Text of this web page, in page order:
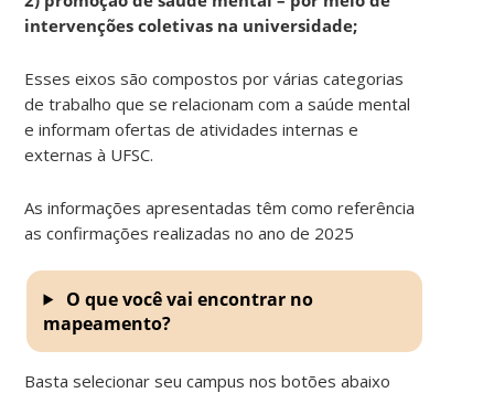
intervenções coletivas na universidade;
Esses eixos são compostos por várias categorias
de trabalho que se relacionam com a saúde mental
e informam ofertas de atividades internas e
externas à UFSC.
As informações apresentadas têm como referência
as confirmações realizadas no ano de 2025
O que você vai encontrar no
mapeamento?
Basta selecionar seu campus nos botões abaixo